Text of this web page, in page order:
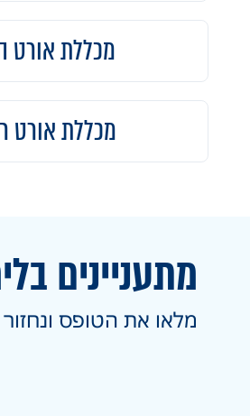
מכללת אורט
מכללת אורט
מתעניינים
מלאו את הטופס